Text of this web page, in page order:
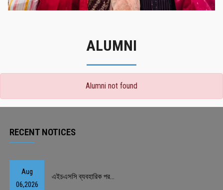
ALUMNI
Alumni not found
RECENT NOTICES
Aug
06,2026
এইচএসসি ব্যবহারিক পর...